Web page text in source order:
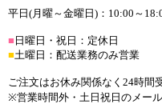
平日(月曜～金曜日)：10:00～
■ 日曜日・祝日：定休日
■土曜日：配送業務のみ営業
ご注文はお休み関係なく24時間
※営業時間外・土日祝日のメー